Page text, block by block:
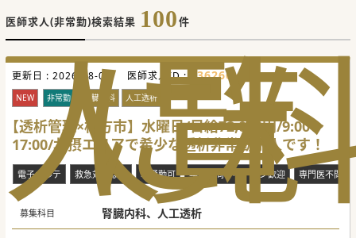
人
に
覧
医師求人(非常勤)検索結果 100件
更新日 : 2026-08-07 医師求人ID : 736266
NEW 非常勤 腎臓内科 人工透析
【透析管理×枚方市】水曜日/日給72,000円/9:00～
17:00/北摂エリアで希少な透析非常勤求人です！
電子カルテ 救急対応なし 車通勤可 年齢不問・ベテラン歓迎 専門医不問
募集科目 腎臓内科、人工透析